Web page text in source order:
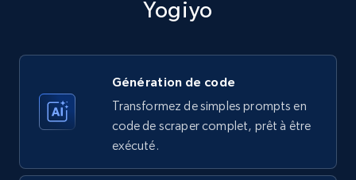
Amazon products - Collects products by
specific keywords
Title, Seller name, Brand, Description, Initial
Yogiyo
Génération de code
Transformez de simples prompts en
code de scraper complet, prêt à être
exécuté.